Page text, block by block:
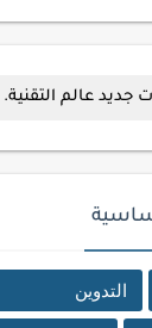
جديد عالم التقنية.
التدوين